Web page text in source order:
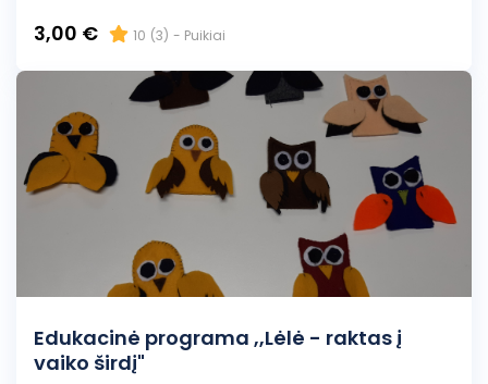
3,00 € 10 (3) - Puikiai
Edukacinė programa ,,Lėlė - raktas į
vaiko širdį"